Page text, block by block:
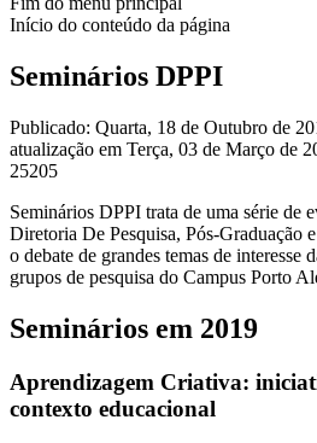
Início do conteúdo da página
Seminários DPPI
Publicado: Quarta, 18 de Outubro de
atualização em Terça, 03 de Março de
25205
Seminários DPPI trata de uma série de
Diretoria De Pesquisa, Pós-Graduação
o debate de grandes temas de interesse
grupos de pesquisa do Campus Porto
Seminários em 2019
Aprendizagem Criativa:
contexto educacional